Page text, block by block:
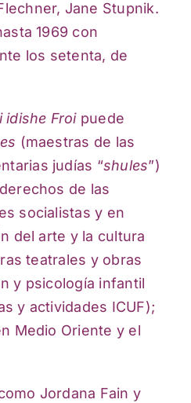
Jane Stupnik.
1969 con
los setenta, de
idishe Froipuede
(maestras de las
judías “shules”)
de las
socialistas y en
del arte y la cultura
teatrales y obras
y psicología infantil
y actividades ICUF);
Medio Oriente y el
Jordana Fain y